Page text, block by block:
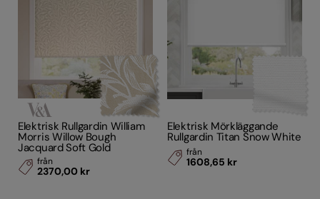
Svart (12)
Grön (4)
Rosa
Mönstrade (15)
Stil
Elektrisk Rullgardin William
Morris Willow Bough
Jacquard Soft Gold
från
2370,00 kr
Elektrisk Mörkläggande
Rullgardin Titan Snow White
från
1608,65 kr